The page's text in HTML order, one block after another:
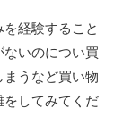
経験すること
いのについ買
うなど買い物
をしてみてくだ